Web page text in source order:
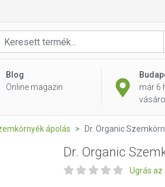
Blog
Online magazin
már 6
ápolás Dr. Organic
Dr. Organic
Ugrás